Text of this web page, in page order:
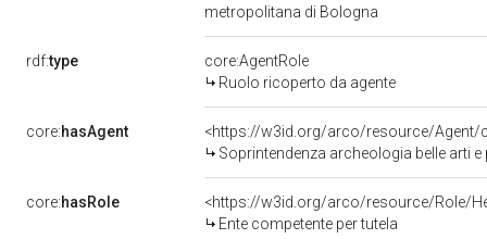
metropolitana di Bologna
rdf:type
core:AgentRole
Ruolo ricoperto da agente
core:hasAgent
<https://w3id.org/arco/resource/Agent/
Soprintendenza archeologia belle arti
core:hasRole
<https://w3id.org/arco/resource/Role/
Ente competente per tutela